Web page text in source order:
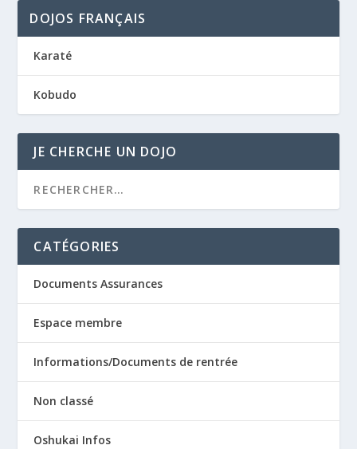
DOJOS FRANÇAIS
Karaté
Kobudo
JE CHERCHE UN DOJO
CATÉGORIES
Documents Assurances
Espace membre
Informations/Documents de rentrée
Non classé
Oshukai Infos